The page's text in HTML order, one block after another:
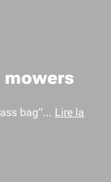
mowers
bag”… Lire la